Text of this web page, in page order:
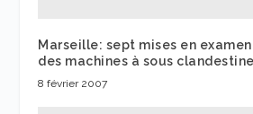
Marseille: sept mises en examen
des machines à sous
8 février 2007